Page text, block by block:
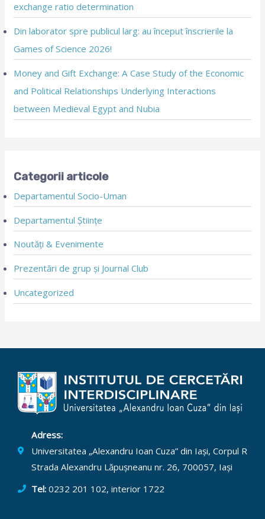
exchange ratio determination
Din laborator spre publicul larg: au început înscrierile la
Games of Science 2026!
Money and Gift Exchange: A Case Study of the Economic
and Political Relationships Underlying Interactions
between Medieval Egypt and Nubia
Categorii articole
Departamentul Socio-Uman
Departamentul Științe
Noutăți & Evenimente
Prezentări de grup și Journal Club
Uncategorized
Adress:
Universitatea „Alexandru Ioan Cuza” din Iași, Corpul R
Strada Alexandru Lăpușneanu nr. 26, 700057, Iași
Tel:0232 201 102, interior 1722